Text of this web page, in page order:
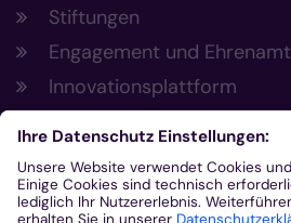
Stiftungen
Engagement und Ehrenamt
Innovationsplattform
Aus der Plattform
Nachrichten